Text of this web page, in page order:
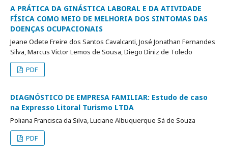
A PRÁTICA DA GINÁSTICA LABORAL E DA ATIVIDADE
FÍSICA COMO MEIO DE MELHORIA DOS SINTOMAS DAS
DOENÇAS OCUPACIONAIS
Jeane Odete Freire dos Santos Cavalcanti, José Jonathan Fernandes
Silva, Marcus Victor Lemos de Sousa, Diego Diniz de Toledo
PDF
DIAGNÓSTICO DE EMPRESA FAMILIAR: Estudo de caso
na Expresso Litoral Turismo LTDA
Poliana Francisca da Silva, Luciane Albuquerque Sá de Souza
PDF